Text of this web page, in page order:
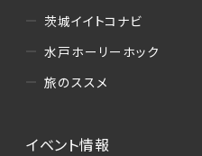
茨城イイトコナビ
水戸ホーリーホック
旅のススメ
イベント情報